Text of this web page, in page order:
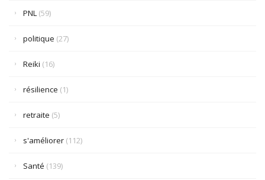
PNL (59)
politique (27)
Reiki (16)
résilience (1)
retraite (5)
s'améliorer (112)
Santé (139)